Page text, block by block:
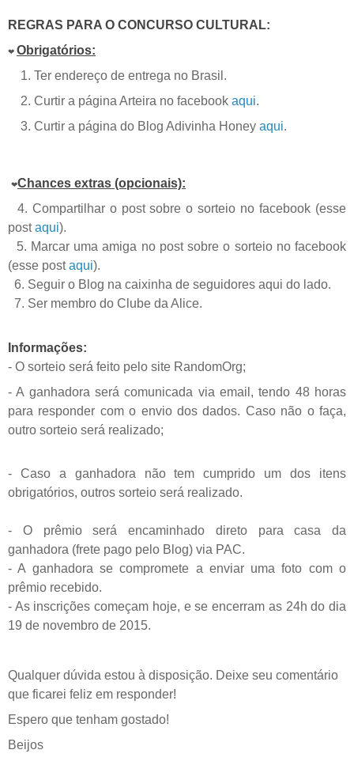
REGRAS PARA O CONCURSO CULTURAL:
❤ Obrigatórios:
1. Ter endereço de entrega no Brasil.
2. Curtir a página Arteira no facebook aqui.
3. Curtir a página do Blog Adivinha Honey aqui.
❤Chances extras (opcionais):
4. Compartilhar o post sobre o sorteio no facebook (esse
postaqui).
5. Marcar uma amiga no post sobre o sorteio no facebook
(esse postaqui).
6. Seguir o Blog na caixinha de seguidores aqui do lado.
7. Ser membro do Clube da Alice.
Informações:
- O sorteio será feito pelo site RandomOrg;
- A ganhadora será comunicada via email, tendo 48 horas
para responder com o envio dos dados. Caso não o faça,
outro sorteio será realizado;
- Caso a ganhadora não tem cumprido um dos itens
obrigatórios, outros sorteio será realizado.
- O prêmio será encaminhado direto para casa da
ganhadora (frete pago pelo Blog) via PAC.
- A ganhadora se compromete a enviar uma foto com o
prêmio recebido.
- As inscrições começam hoje, e se encerram as 24h do dia
19 de novembro de 2015.
Qualquer dúvida estou à disposição. Deixe seu comentário
que ficarei feliz em responder!
Espero que tenham gostado!
Beijos